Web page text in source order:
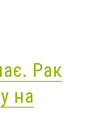
Рак
на